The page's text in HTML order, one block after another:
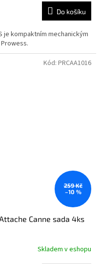
Do košíku
je kompaktním mechanickým
259 Kč
–10 %
Canne sada 4ks
Skladem v eshopu
Kód: PRCAA1016